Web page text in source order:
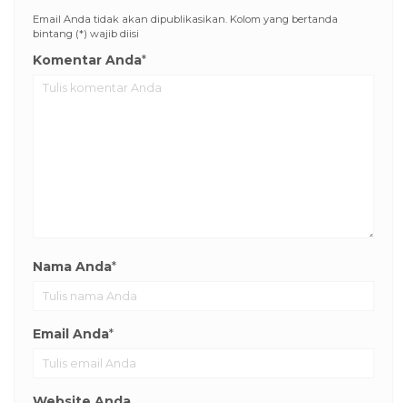
Email Anda tidak akan dipublikasikan. Kolom yang bertanda
bintang (*) wajib diisi
Komentar Anda*
Nama Anda*
Email Anda*